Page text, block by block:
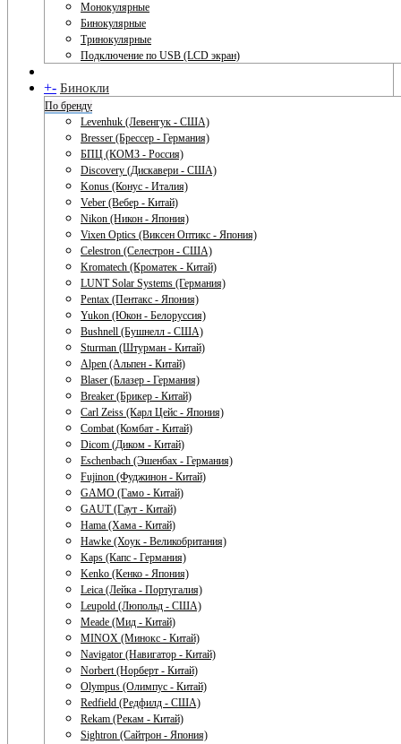
Монокулярные
Бинокулярные
Тринокулярные
Подключение по USB (LCD экран)
+- Бинокли
По бренду
Levenhuk (Левенгук - США)
Bresser (Брессер - Германия)
БПЦ (КОМЗ - Россия)
Discovery (Дискавери - США)
Konus (Конус - Италия)
Veber (Вебер - Китай)
Nikon (Никон - Япония)
Vixen Optics (Виксен Оптикс - Япония)
Celestron (Селестрон - США)
Kromatech (Кроматек - Китай)
LUNT Solar Systems (Германия)
Pentax (Пентакс - Япония)
Yukon (Юкон - Белоруссия)
Bushnell (Бушнелл - США)
Sturman (Штурман - Китай)
Alpen (Альпен - Китай)
Blaser (Блазер - Германия)
Breaker (Брикер - Китай)
Carl Zeiss (Карл Цейс - Япония)
Combat (Комбат - Китай)
Dicom (Диком - Китай)
Eschenbach (Эшенбах - Германия)
Fujinon (Фуджинон - Китай)
GAMO (Гамо - Китай)
GAUT (Гаут - Китай)
Hama (Хама - Китай)
Hawke (Хоук - Великобритания)
Kaps (Капс - Германия)
Kenko (Кенко - Япония)
Leica (Лейка - Португалия)
Leupold (Люпольд - США)
Meade (Мид - Китай)
MINOX (Минокс - Китай)
Navigator (Навигатор - Китай)
Norbert (Норберт - Китай)
Olympus (Олимпус - Китай)
Redfield (Редфилд - США)
Rekam (Рекам - Китай)
Sightron (Сайтрон - Япония)